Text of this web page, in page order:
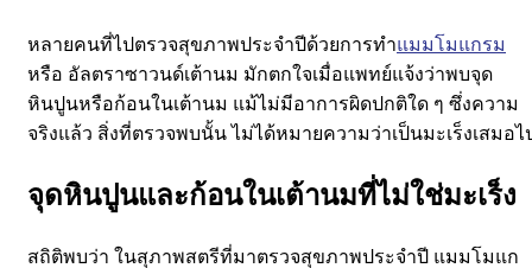
หลายคนที่ไปตรวจสุขภาพประจำปีด้วยการทำแมมโมแกรม
หรือ อัลตราซาวนด์เต้านม มักตกใจเมื่อแพทย์แจ้งว่าพบจุด
หินปูนหรือก้อนในเต้านม แม้ไม่มีอาการผิดปกติใด ๆ ซึ่งความ
จริงแล้ว สิ่งที่ตรวจพบนั้น ไม่ได้หมายความว่าเป็นมะเร็งเสมอไ
จุดหินปูนและก้อนในเต้านมที่ไม่ใช่มะเร็ง
สถิติพบว่า ในสุภาพสตรีที่มาตรวจสุขภาพประจำปี แมมโมแก